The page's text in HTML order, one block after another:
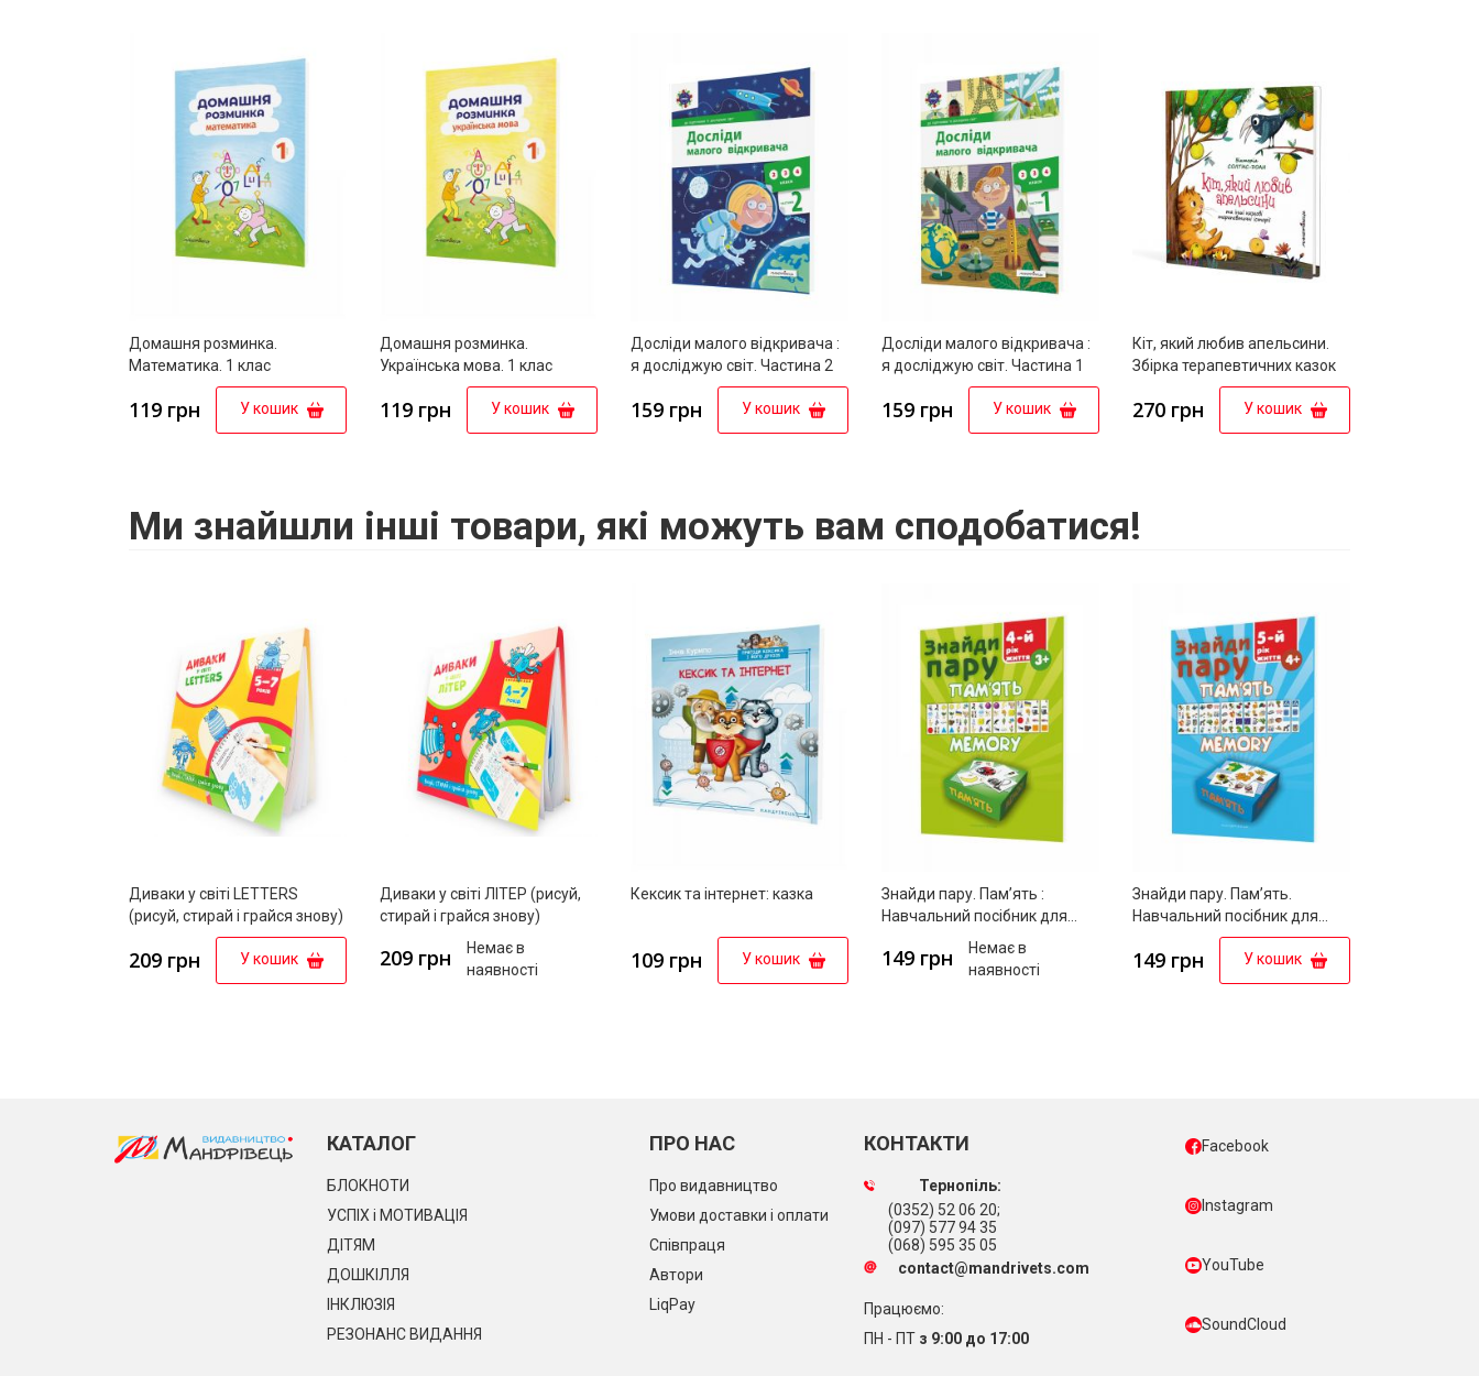
Домашня розминка.
Математика. 1 клас
119 грн У кошик
Домашня розминка.
Українська мова. 1 клас
119 грн У кошик
Досліди малого відкривача :
я досліджую світ. Частина 2
159 грн У кошик
Досліди малого відкривача :
я досліджую світ. Частина 1
159 грн У кошик
Кіт, який любив апельсини.
Збірка терапевтичних казок
270 грн У кошик
Ми знайшли інші товари, які можуть вам сподобатися!
Диваки у світі LETTERS
(рисуй, стирай і грайся знову)
209 грн У кошик
Диваки у світі ЛІТЕР (рисуй,
стирай і грайся знову)
209 грн
Немає в
наявності
Кексик та інтернет: казка
109 грн У кошик
Знайди пару. Пам’ять :
Навчальний посібник для
дітей четвертого року життя
149 грн
Немає в
наявності
Знайди пару. Пам’ять.
Навчальний посібник для
дітей п’ятого року життя
149 грн У кошик
КАТАЛОГ
БЛОКНОТИ
УСПІХ і МОТИВАЦІЯ
ДІТЯМ
ДОШКІЛЛЯ
ІНКЛЮЗІЯ
РЕЗОНАНС ВИДАННЯ
ПРО НАС
Про видавництво
Умови доставки і оплати
Співпраця
Автори
LiqPay
КОНТАКТИ
Тернопіль:
(0352) 52 06 20;
(097) 577 94 35
(068) 595 35 05
contact@mandrivets.com
Працюємо:
ПН - ПТ з 9:00 до 17:00
Facebook
Instagram
YouTube
SoundCloud